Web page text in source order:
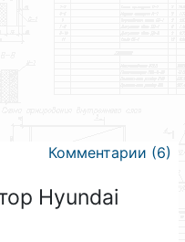
Комментарии (6)
Hyundai